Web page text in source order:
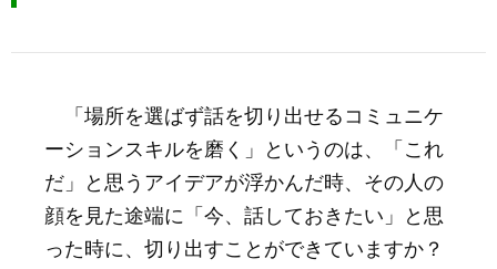
「場所を選ばず話を切り出せるコミュニケ
ーションスキルを磨く」というのは、「これ
だ」と思うアイデアが浮かんだ時、その人の
顔を見た途端に「今、話しておきたい」と思
った時に、切り出すことができていますか？